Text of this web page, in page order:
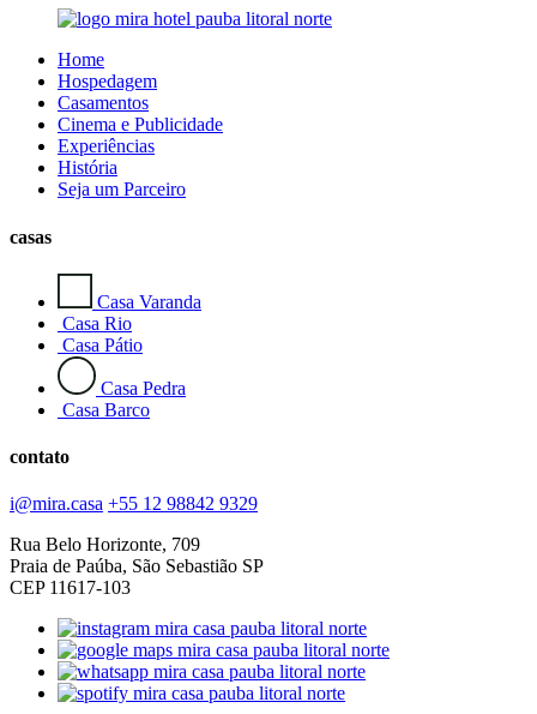
Home
Hospedagem
Casamentos
Cinema e Publicidade
Experiências
História
Seja um Parceiro
casas
Casa Varanda
Casa Rio
Casa Pátio
Casa Pedra
Casa Barco
contato
i@mira.casa +55 12 98842 9329
Rua Belo Horizonte, 709
Praia de Paúba, São Sebastião SP
CEP 11617-103